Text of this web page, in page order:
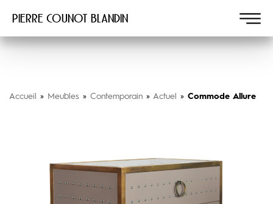
Pierre COUNOT BLANDIN
Accueil » Meubles » Contemporain » Actuel » Commode Allure